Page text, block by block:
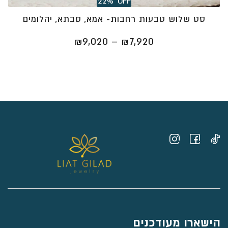
סט שלוש טבעות רחבות- אמא, סבתא, יהלומים
₪7,920
–
₪9,020
הישארו מעודכנים